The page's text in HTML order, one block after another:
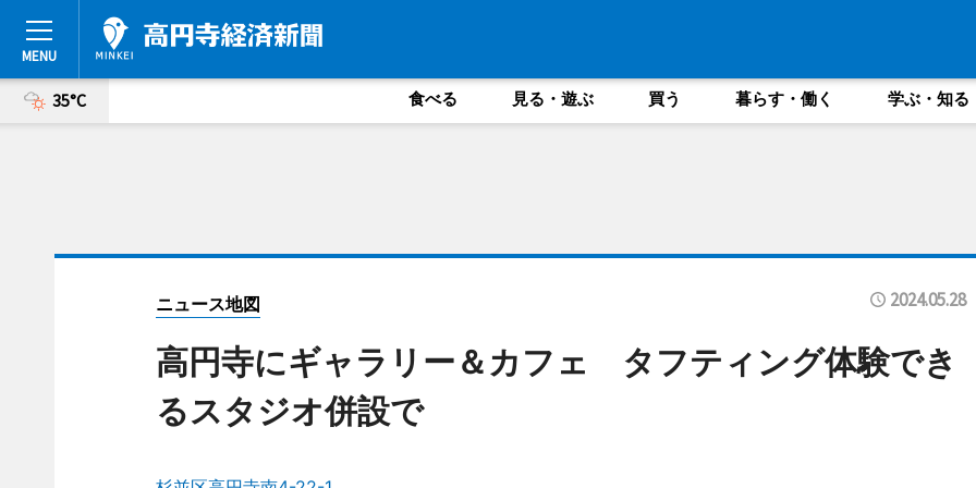
35°C 食べる 見る・遊ぶ 買う 暮らす・働く 学ぶ・知る
ニュース地図 2024.05.28
高円寺にギャラリー＆カフェ タフティング体験でき
るスタジオ併設で